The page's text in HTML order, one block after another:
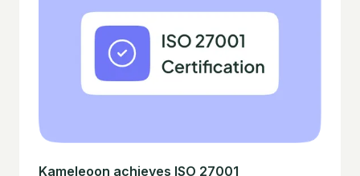
Kameleoon achieves ISO 27001